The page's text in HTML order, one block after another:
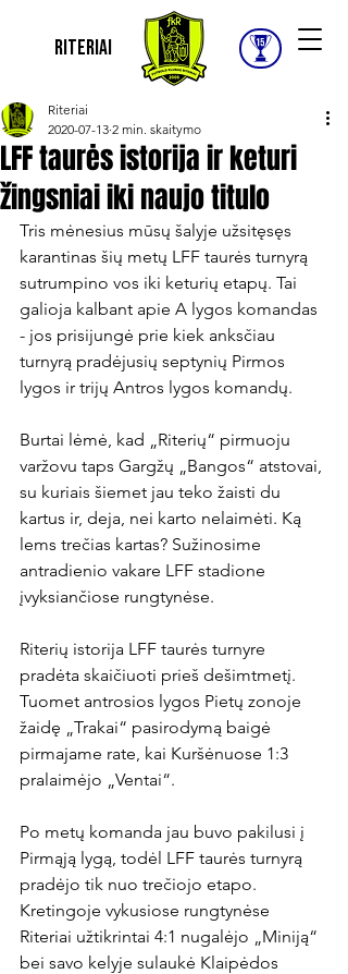
Riteriai
LFF taurės istorija ir keturi
žingsniai iki naujo titulo
Riteriai
2020-07-13 2 min. skaitymo
Tris mėnesius mūsų šalyje užsitęsęs
karantinas šių metų LFF taurės turnyrą
sutrumpino vos iki keturių etapų. Tai
galioja kalbant apie A lygos komandas
- jos prisijungė prie kiek anksčiau
turnyrą pradėjusių septynių Pirmos
lygos ir trijų Antros lygos komandų.
Burtai lėmė, kad „Riterių“ pirmuoju
varžovu taps Gargžų „Bangos“ atstovai,
su kuriais šiemet jau teko žaisti du
kartus ir, deja, nei karto nelaimėti. Ką
lems trečias kartas? Sužinosime
antradienio vakare LFF stadione
įvyksiančiose rungtynėse.
Riterių istorija LFF taurės turnyre
pradėta skaičiuoti prieš dešimtmetį.
Tuomet antrosios lygos Pietų zonoje
žaidę „Trakai“ pasirodymą baigė
pirmajame rate, kai Kuršėnuose 1:3
pralaimėjo „Ventai“.
Po metų komanda jau buvo pakilusi į
Pirmąją lygą, todėl LFF taurės turnyrą
pradėjo tik nuo trečiojo etapo.
Kretingoje vykusiose rungtynėse
Riteriai užtikrintai 4:1 nugalėjo „Miniją“
bei savo kelyje sulaukė Klaipėdos